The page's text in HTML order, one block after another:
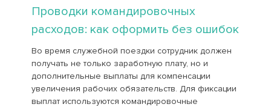
Проводки командировочных
расходов: как оформить без ошибок
Во время служебной поездки сотрудник должен
получать не только заработную плату, но и
дополнительные выплаты для компенсации
увеличения рабочих обязательств. Для фиксации
выплат используются командировочные